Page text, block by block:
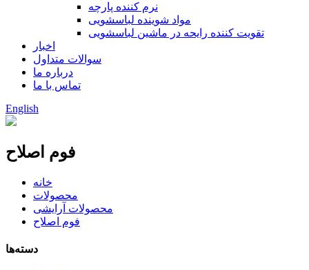
نرم کننده پارچه
مواد شوینده لباسشویی
تقویت کننده رایحه در ماشین لباسشویی
اخبار
سوالات متداول
درباره ما
تماس با ما
English
فوم اصلاح
خانه
محصولات
محصولات آرایشی
فوم اصلاح
دسته‌ها